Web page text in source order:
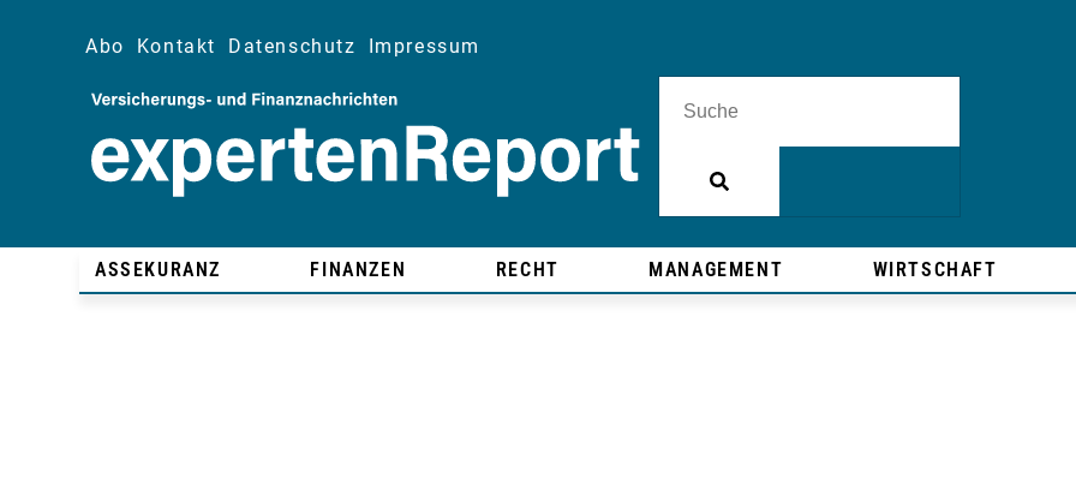
Abo Kontakt Datenschutz Impressum
ASSEKURANZ FINANZEN RECHT MANAGEMENT WIRTSCHAFT